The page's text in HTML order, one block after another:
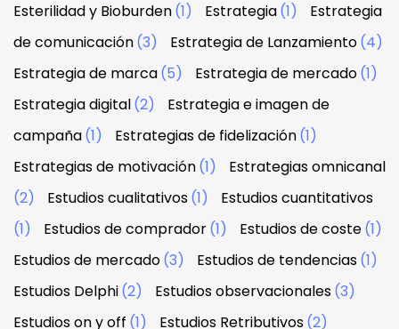
Esterilidad y Bioburden(1) Estrategia(1)
Estrategia
de comunicación(3) Estrategia de Lanzamiento(4)
Estrategia de marca(5) Estrategia de mercado(1)
Estrategia digital(2)
Estrategia e imagen de
campaña(1) Estrategias de fidelización(1)
Estrategias de motivación(1)
Estrategias omnicanal
(2)
Estudios cualitativos(1)
Estudios cuantitativos
(1)
Estudios de comprador(1) Estudios de coste(1)
Estudios de mercado(3) Estudios de tendencias(1)
Estudios Delphi(2) Estudios observacionales(3)
Estudios on y off (1) Estudios Retributivos(2)